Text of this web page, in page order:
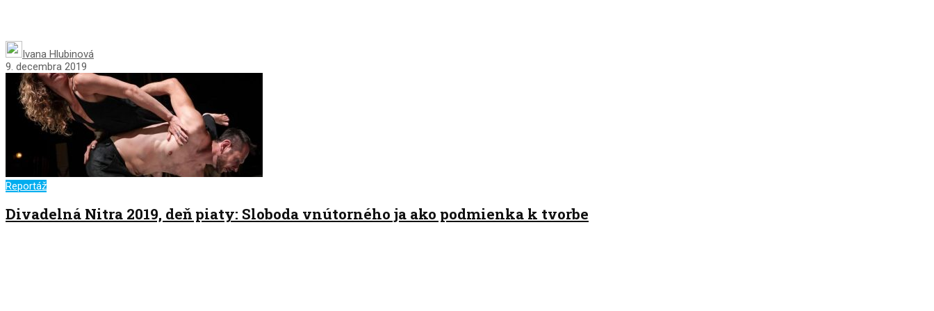
Ivana Hlubinová
9. decembra 2019
Reportáž
Divadelná Nitra 2019, deň piaty: Sloboda vnútorného ja ako podmienka k tvorbe